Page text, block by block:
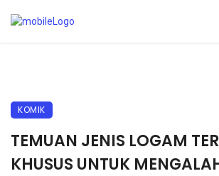
KOMIK
TEMUAN JENIS LOGAM
KHUSUS UNTUK